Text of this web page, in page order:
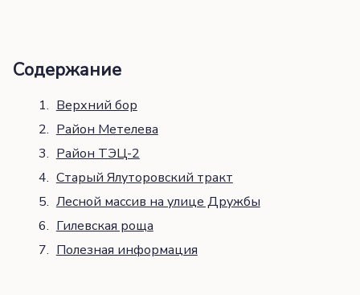
Содержание
Верхний бор
Район Метелева
Район ТЭЦ-2
Старый Ялуторовский тракт
Лесной массив на улице Дружбы
Гилевская роща
Полезная информация